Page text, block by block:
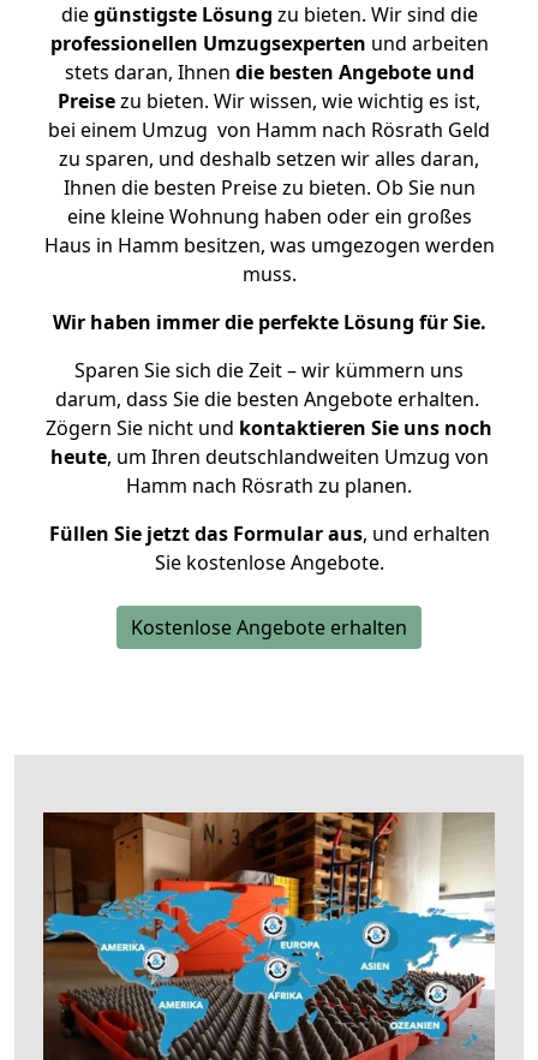
diegünstigste Lösung zu bieten. Wir sind die
professionellen Umzugsexperten und arbeiten
stets daran, Ihnen die besten Angebote und
Preisezu bieten. Wir wissen, wie wichtig es ist,
bei einem Umzug von Hamm nach Rösrath Geld
zu sparen, und deshalb setzen wir alles daran,
Ihnen die besten Preise zu bieten. Ob Sie nun
eine kleine Wohnung haben oder ein großes
Haus in Hamm besitzen, was umgezogen werden
muss.
Wir haben immer die perfekte Lösung für Sie.
Sparen Sie sich die Zeit – wir kümmern uns
darum, dass Sie die besten Angebote erhalten.
Zögern Sie nicht und kontaktieren Sie uns noch
heute, um Ihren deutschlandweiten Umzug von
Hamm nach Rösrath zu planen.
Füllen Sie jetzt das Formular aus, und erhalten
Sie kostenlose Angebote.
Kostenlose Angebote erhalten